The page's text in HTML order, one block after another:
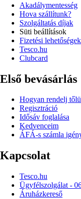
Akadálymentesség
Hova szállítunk?
Szolgáltatás díjak
Süti beállítások
Fizetési lehetőségek
Tesco.hu
Clubcard
Első bevásárlás
Hogyan rendelj
Regisztráció
Idősáv foglalása
Kedvenceim
ÁFÁ-s számla
Kapcsolat
Tesco.hu
Ügyfélszolgálat -
Áruházkereső